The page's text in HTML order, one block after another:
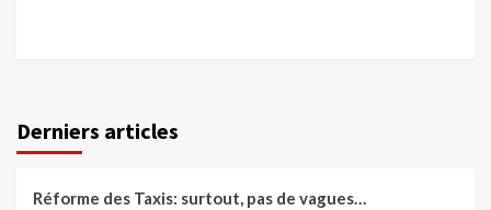
Derniers articles
Réforme des Taxis: surtout, pas de vagues…